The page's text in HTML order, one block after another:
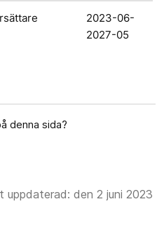
2023-06-
2027-05
denna sida?
uppdaterad: den 2 juni 2023